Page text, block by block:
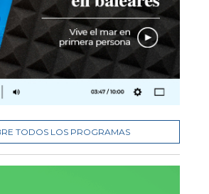
TODOS LOS PROGRAMAS